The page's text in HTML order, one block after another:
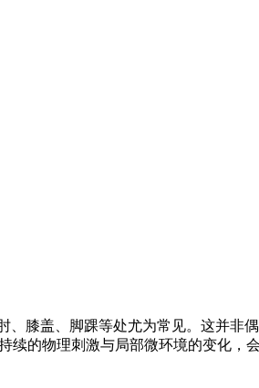
膝盖、脚踝等处尤为常见。这并非
的物理刺激与局部微环境的变化，